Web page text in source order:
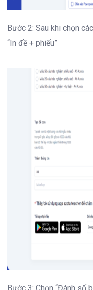
Bước 2: Sau khi chọn
“In đề + phiếu”